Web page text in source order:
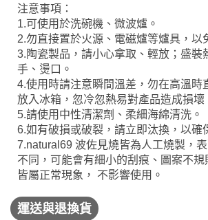
注意事項：
1.可使用於洗碗機、微波爐。
2.勿直接置於火源、電磁爐等爐具，以
3.陶瓷製品，請小心拿取、輕放；盛裝
手、燙口。
4.使用時請注意瞬間溫差，勿在高溫時
放入冰箱，忽冷忽熱易對產品造成損壞
5.請使用中性清潔劑、柔細海綿清洗。
6.如有破損或破裂，請立即汰換，以確
7.natural69 波佐見燒皆為人工燒製，
不同，可能會有細小的刮痕、圖案不規
皆屬正常現象， 不影響使用。
運送與退換貨